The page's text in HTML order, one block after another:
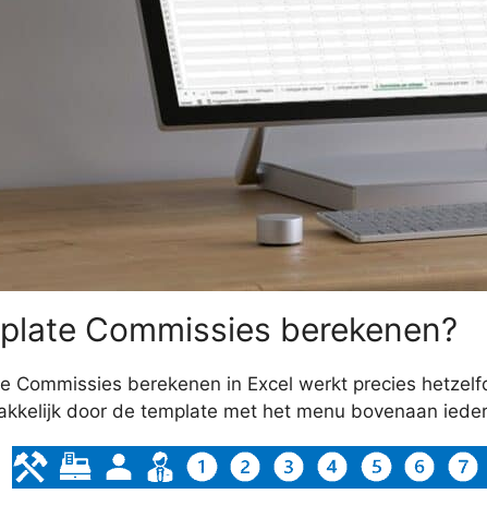
Commissies berekenen?
Commissies berekenen in Excel werkt precies
door de template met het menu bovenaan